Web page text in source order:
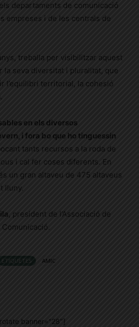
departaments de comunicació
empreses i de les centrals de
treballa per visibilitzar aquest
la seva diversitat i pluralitat, que
l’equilibri territorial, la cohesió
en els diversos
i fora bo que ho tinguessin
tants recursos a la roda de
i cal fer coses diferents. En
un gran altaveu de 475 altaveus
lluny.
, president de l’Associació de
Comunicació.
ETIQUETES AMIC
banner="28"]